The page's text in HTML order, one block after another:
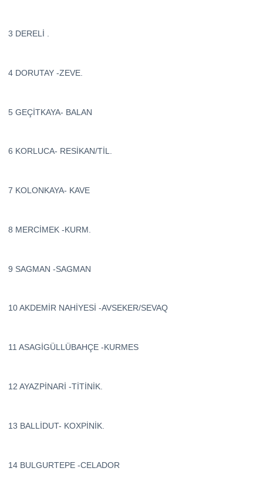
3 DERELİ .
4 DORUTAY -ZEVE.
5 GEÇİTKAYA- BALAN
6 KORLUCA- RESİKAN/TİL.
7 KOLONKAYA- KAVE
8 MERCİMEK -KURM.
9 SAGMAN -SAGMAN
10 AKDEMİR NAHİYESİ -AVSEKER/SEVAQ
11 ASAGİGÜLLÜBAHÇE -KURMES
12 AYAZPİNARİ -TİTİNİK.
13 BALLİDUT- KOXPİNİK.
14 BULGURTEPE -CELADOR